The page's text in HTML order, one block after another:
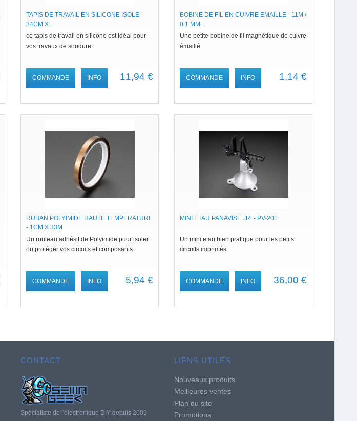
TAPIS DE TRAVAIL EN SILICONE ISOLE -
34CM X...
ce tapis de travail en silicone est idéal pour
vos travaux de soudure.
11,94 €
COMMANDE INFO
BOBINE DE FIL EN CUIVRE EMAILLE - 11M /
0,1 MM...
Une petite bobine de fil magnétique de cuivre
émaillé.
1,14 €
COMMANDE INFO
RUBAN POLYIMIDE HAUTE TEMPERATURE
- 1CM X 33M
Un rouleau adhésif de Polyimide pour isoler
ou protéger vos circuits et composants.
5,94 €
COMMANDE INFO
MINI ETAU PANAVISE JR. - PV-201
Un mini etau bien pratique pour les petits
circuits imprimés
36,00 €
COMMANDE INFO
CONTACT
Spécialiste de l'électronique DIY depuis 2009.
LIENS UTILES
Nouveaux produits
Meilleures ventes
Plan du site
Promotions